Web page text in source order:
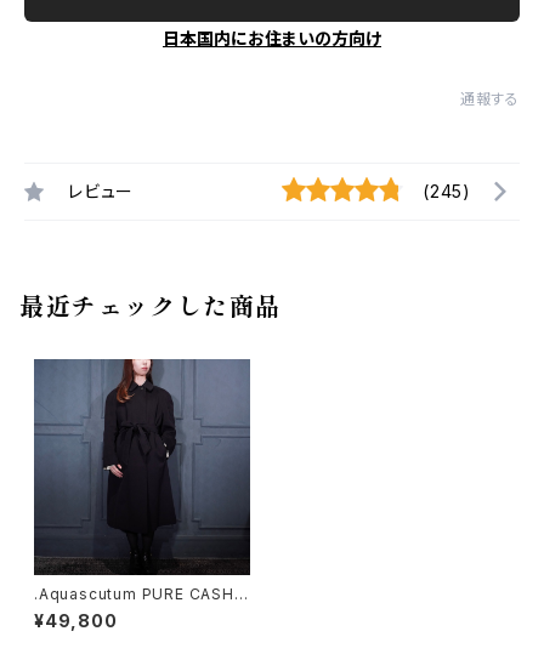
日本国内にお住まいの方向け
通報する
レビュー (245)
最近チェックした商品
.Aquascutum PURE CASHM
ERE100% BELTED BALMAC
AAN COAT/アクアスキュータ
¥49,800